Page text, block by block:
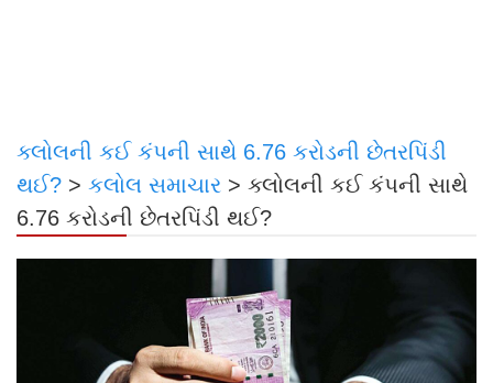
ક્લોલની કઈ કંપની સાથે 6.76 કરોડની છેતરપિંડી
થઈ? > કલોલ સમાચાર > ક્લોલની કઈ કંપની સાથે
6.76 કરોડની છેતરપિંડી થઈ?